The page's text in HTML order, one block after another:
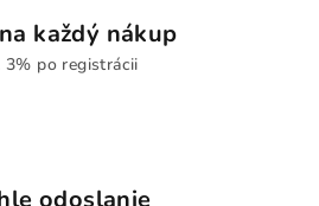
každý nákup
3% po registrácii
odoslanie